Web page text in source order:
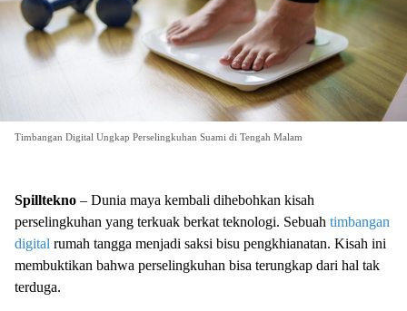
Timbangan Digital Ungkap Perselingkuhan Suami di Tengah Malam
Spilltekno – Dunia maya kembali dihebohkan kisah
perselingkuhan yang terkuak berkat teknologi. Sebuah timbangan
digital rumah tangga menjadi saksi bisu pengkhianatan. Kisah ini
membuktikan bahwa perselingkuhan bisa terungkap dari hal tak
terduga.